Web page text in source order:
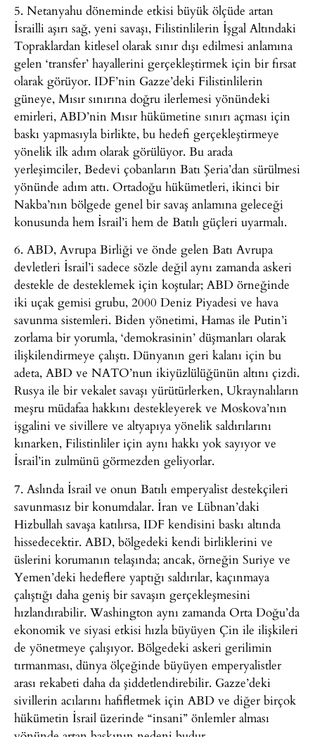
5. Netanyahu döneminde etkisi büyük ölçüde artan
İsrailli aşırı sağ, yeni savaşı, Filistinlilerin İşgal Altındaki
Topraklardan kitlesel olarak sınır dışı edilmesi anlamına
gelen ‘transfer’ hayallerini gerçekleştirmek için bir fırsat
olarak görüyor. IDF’nin Gazze’deki Filistinlilerin
güneye, Mısır sınırına doğru ilerlemesi yönündeki
emirleri, ABD’nin Mısır hükümetine sınırı açması için
baskı yapmasıyla birlikte, bu hedefi gerçekleştirmeye
yönelik ilk adım olarak görülüyor. Bu arada
yerleşimciler, Bedevi çobanların Batı Şeria’dan sürülmesi
yönünde adım attı. Ortadoğu hükümetleri, ikinci bir
Nakba’nın bölgede genel bir savaş anlamına geleceği
konusunda hem İsrail’i hem de Batılı güçleri uyarmalı.
6. ABD, Avrupa Birliği ve önde gelen Batı Avrupa
devletleri İsrail’i sadece sözle değil aynı zamanda askeri
destekle de desteklemek için koştular; ABD örneğinde
iki uçak gemisi grubu, 2000 Deniz Piyadesi ve hava
savunma sistemleri. Biden yönetimi, Hamas ile Putin’i
zorlama bir yorumla, ‘demokrasinin’ düşmanları olarak
ilişkilendirmeye çalıştı. Dünyanın geri kalanı için bu
adeta, ABD ve NATO’nun ikiyüzlülüğünün altını çizdi.
Rusya ile bir vekalet savaşı yürütürlerken, Ukraynalıların
meşru müdafaa hakkını destekleyerek ve Moskova’nın
işgalini ve sivillere ve altyapıya yönelik saldırılarını
kınarken, Filistinliler için aynı hakkı yok sayıyor ve
İsrail’in zulmünü görmezden geliyorlar.
7. Aslında İsrail ve onun Batılı emperyalist destekçileri
savunmasız bir konumdalar. İran ve Lübnan’daki
Hizbullah savaşa katılırsa, IDF kendisini baskı altında
hissedecektir. ABD, bölgedeki kendi birliklerini ve
üslerini korumanın telaşında; ancak, örneğin Suriye ve
Yemen’deki hedeflere yaptığı saldırılar, kaçınmaya
çalıştığı daha geniş bir savaşın gerçekleşmesini
hızlandırabilir. Washington aynı zamanda Orta Doğu’da
ekonomik ve siyasi etkisi hızla büyüyen Çin ile ilişkileri
de yönetmeye çalışıyor. Bölgedeki askeri gerilimin
tırmanması, dünya ölçeğinde büyüyen emperyalistler
arası rekabeti daha da şiddetlendirebilir. Gazze’deki
sivillerin acılarını hafifletmek için ABD ve diğer birçok
hükümetin İsrail üzerinde “insani” önlemler alması